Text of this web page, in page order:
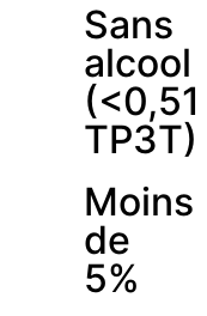
Sans
alcool
(<0,51
TP3T)
Moins
de
5%